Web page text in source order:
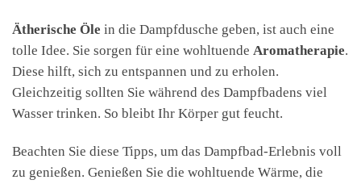
Ätherische Öle in die Dampfdusche geben, ist auch eine
tolle Idee. Sie sorgen für eine wohltuende Aromatherapie.
Diese hilft, sich zu entspannen und zu erholen.
Gleichzeitig sollten Sie während des Dampfbadens viel
Wasser trinken. So bleibt Ihr Körper gut feucht.
Beachten Sie diese Tipps, um das Dampfbad-Erlebnis voll
zu genießen. Genießen Sie die wohltuende Wärme, die